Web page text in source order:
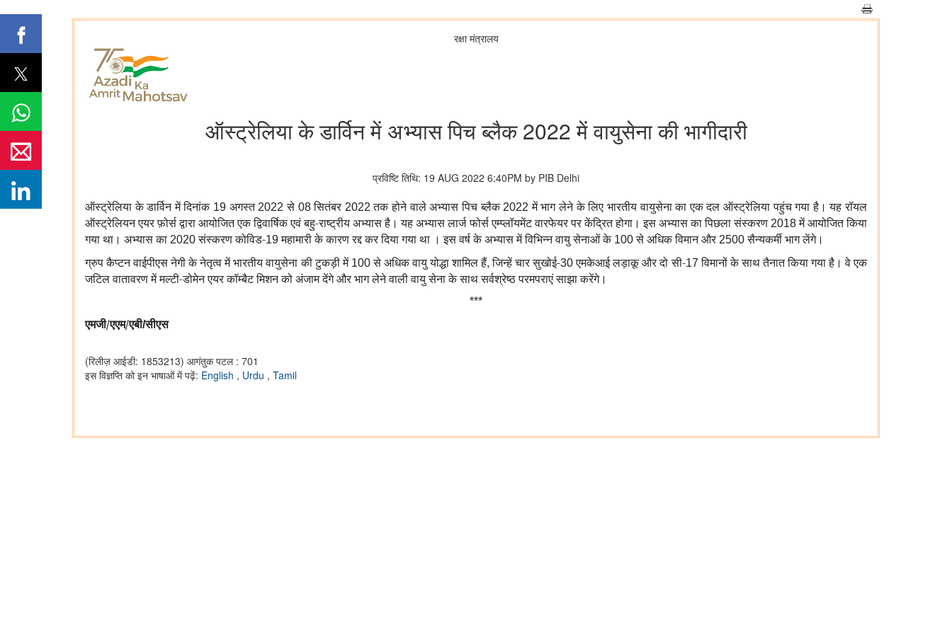
रक्षा मंत्रालय
ऑस्ट्रेलिया के डार्विन में अभ्यास पिच ब्लैक 2022 में वायुसेना की भागीदारी
प्रविष्टि तिथि: 19 AUG 2022 6:40PM by PIB Delhi
ऑस्ट्रेलिया के डार्विन में दिनांक 19 अगस्त2022से 08सितंबर 2022तक होने वाले अभ्यास पिच ब्लैक2022में भाग लेने के लिए भारतीय वायुसेना का एक दल ऑस्ट्रेलिया पहुंच गया है। यह रॉयल
ऑस्ट्रेलियन एयर फ़ोर्स द्वारा आयोजित एक द्विवार्षिक एवं बहु-राष्ट्रीय अभ्यास है। यह अभ्यास लार्ज फोर्स एम्प्लॉयमेंट वारफेयर पर केंद्रित होगा। इस अभ्यास का पिछला संस्करण 2018में आयोजित किया
गया था। अभ्यास का 2020संस्करण कोविड-19महामारी के कारण रद्द कर दिया गया था । इस वर्ष के अभ्यास में विभिन्न वायु सेनाओं के 100से अधिक विमान और 2500सैन्यकर्मी भाग लेंगे।
ग्रुप कैप्टन वाईपीएस नेगी के नेतृत्व में भारतीय वायुसेना की टुकड़ी में 100से अधिक वायु योद्धा शामिल हैं,जिन्हें चार सुखोई-30एमकेआई लड़ाकू और दो सी-17विमानों के साथ तैनात किया गया है। वे एक
जटिल वातावरण में मल्टी-डोमेन एयर कॉम्बैट मिशन को अंजाम देंगे और भाग लेने वाली वायु सेना के साथ सर्वश्रेष्ठ परमपराएं साझा करेंगे।
***
एमजी/एएम/एबी/सीएस
(रिलीज़ आईडी: 1853213) आगंतुक पटल : 701
इस विज्ञप्ति को इन भाषाओं में पढ़ें: English , Urdu , Tamil